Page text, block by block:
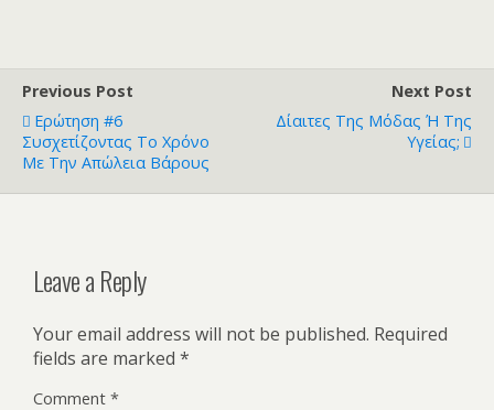
Previous Post
Ερώτηση #6
Συσχετίζοντας Το Χρόνο
Με Την Απώλεια Βάρους
Next Post
Δίαιτες Της Μόδας Ή Της
Υγείας;
Leave a Reply
Your email address will not be published. Required
fields are marked *
Comment *